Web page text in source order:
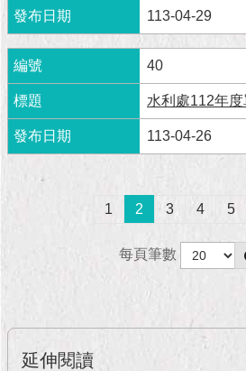
113-04-29
40
水利處112年
113-04-26
1 2 3 4 5
每頁筆數
延伸閱讀